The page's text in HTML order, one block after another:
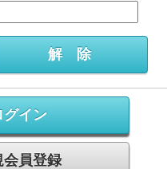
グイン
会員登録